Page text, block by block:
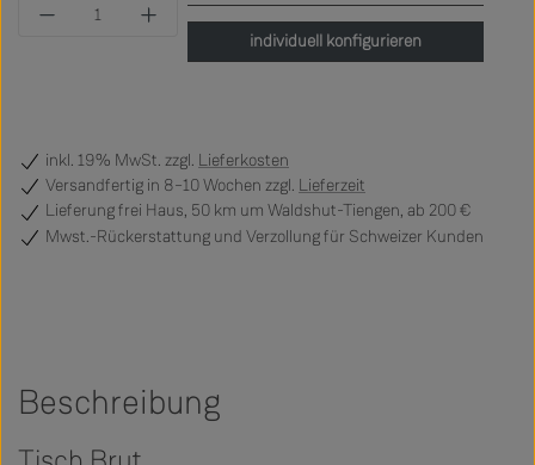
Produkt Anzahl: Gib den gewünschten Wert
individuell konfigurieren
inkl. 19% MwSt. zzgl. Lieferkosten
Versandfertig in 8–10 Wochen zzgl. Lieferzeit
Lieferung frei Haus, 50 km um Waldshut-Tiengen, ab 200 €
Mwst.-Rückerstattung und Verzollung für Schweizer Kunden
Beschreibung